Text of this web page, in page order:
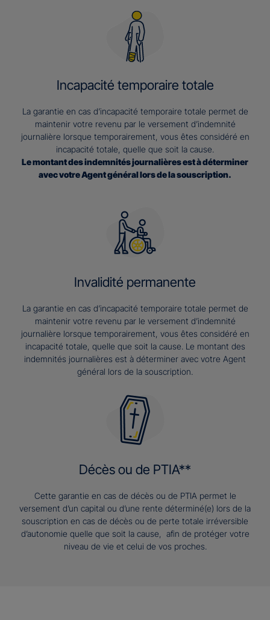
Incapacité temporaire totale
La garantie en cas d’incapacité temporaire totale permet de
maintenir votre revenu par le versement d’indemnité
journalière lorsque temporairement, vous êtes considéré en
incapacité totale, quelle que soit la cause.
Le montant des indemnités journalières est à déterminer
avec votre Agent général lors de la souscription.
Invalidité permanente
La garantie en cas d’incapacité temporaire totale permet de
maintenir votre revenu par le versement d’indemnité
journalière lorsque temporairement, vous êtes considéré en
incapacité totale, quelle que soit la cause. Le montant des
indemnités journalières est à déterminer avec votre Agent
général lors de la souscription.
Décès ou de PTIA**
Cette garantie en cas de décès ou de PTIA permet le
versement d’un capital ou d’une rente déterminé(e) lors de la
souscription en cas de décès ou de perte totale irréversible
d’autonomie quelle que soit la cause, afin de protéger votre
niveau de vie et celui de vos proches.